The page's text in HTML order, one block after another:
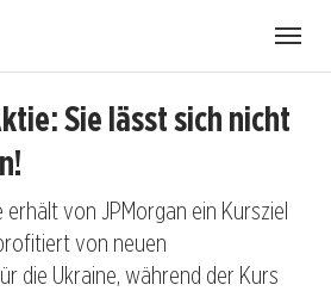
Sie lässt sich nicht
erhält von JPMorgan ein Kursziel
von neuen
die Ukraine, während der Kurs